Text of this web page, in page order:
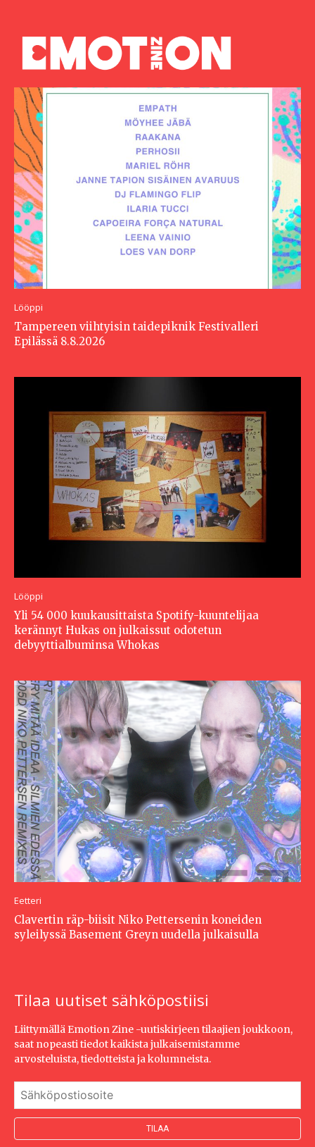
Lööppi
Tampereen viihtyisin taidepiknik Festivalleri
Epilässä 8.8.2026
Lööppi
Yli 54 000 kuukausittaista Spotify-kuuntelijaa
kerännyt Hukas on julkaissut odotetun
debyyttialbuminsa Whokas
Eetteri
Clavertin räp-biisit Niko Pettersenin koneiden
syleilyssä Basement Greyn uudella julkaisulla
Tilaa uutiset sähköpostiisi
Liittymällä Emotion Zine -uutiskirjeen tilaajien joukkoon,
saat nopeasti tiedot kaikista julkaisemistamme
arvosteluista, tiedotteista ja kolumneista.